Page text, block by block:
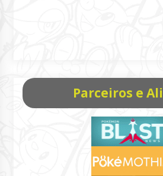
Parceiros e